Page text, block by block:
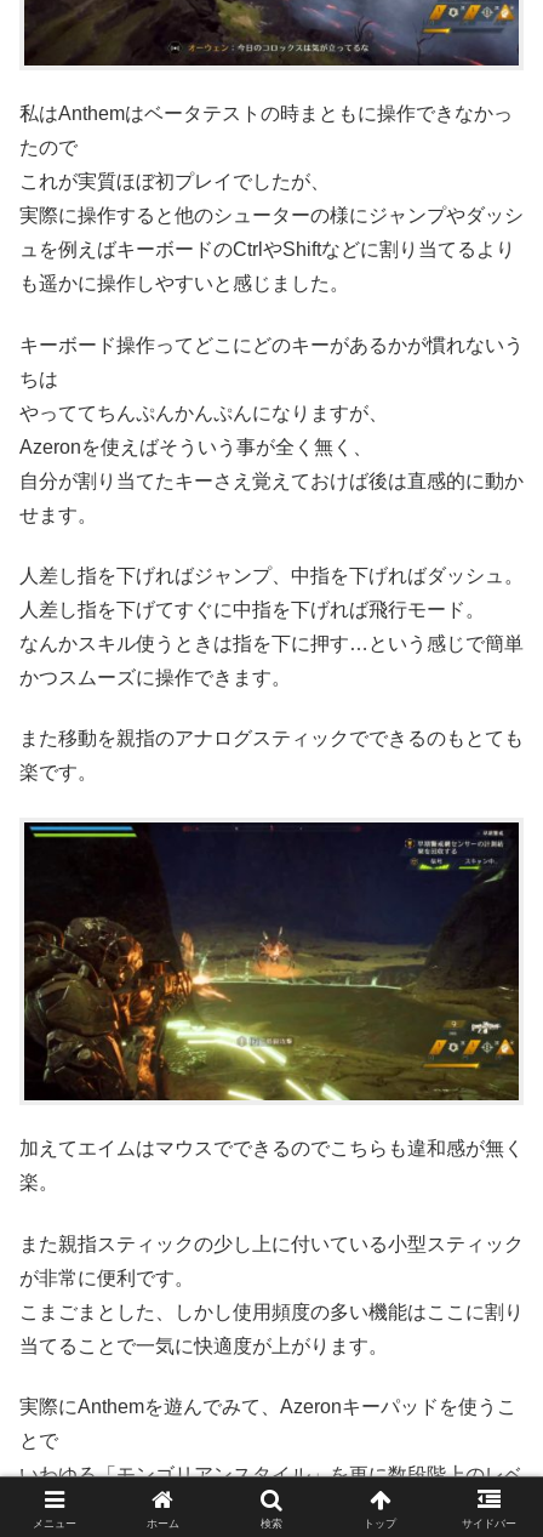
私はAnthemはベータテストの時まともに操作できなかっ
たので
これが実質ほぼ初プレイでしたが、
実際に操作すると他のシューターの様にジャンプやダッシ
ュを例えばキーボードのCtrlやShiftなどに割り当てるより
も遥かに操作しやすいと感じました。
キーボード操作ってどこにどのキーがあるかが慣れないう
ちは
やっててちんぷんかんぷんになりますが、
Azeronを使えばそういう事が全く無く、
自分が割り当てたキーさえ覚えておけば後は直感的に動か
せます。
人差し指を下げればジャンプ、中指を下げればダッシュ。
人差し指を下げてすぐに中指を下げれば飛行モード。
なんかスキル使うときは指を下に押す…という感じで簡単
かつスムーズに操作できます。
また移動を親指のアナログスティックでできるのもとても
楽です。
加えてエイムはマウスでできるのでこちらも違和感が無く
楽。
また親指スティックの少し上に付いている小型スティック
が非常に便利です。
こまごまとした、しかし使用頻度の多い機能はここに割り
当てることで一気に快適度が上がります。
実際にAnthemを遊んでみて、Azeronキーパッドを使うこ
とで
いわゆる「モンゴリアンスタイル」を更に数段階上のレベ
ルに引き上げたような快適さが手に入ると感じました。
メニュー ホーム 検索 トップ サイドバー